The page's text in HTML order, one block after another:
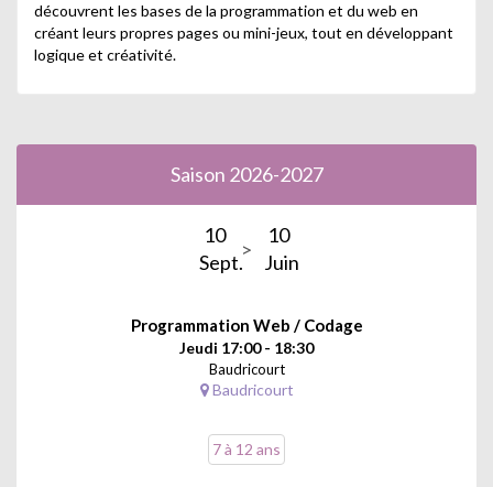
découvrent les bases de la programmation et du web en
créant leurs propres pages ou mini-jeux, tout en développant
logique et créativité.
Saison 2026-2027
10
Sept.
10
Juin
Programmation Web / Codage
Jeudi 17:00 - 18:30
Baudricourt
Baudricourt
7 à 12 ans